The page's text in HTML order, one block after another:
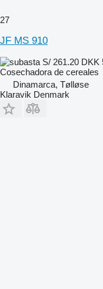
27
JF MS 910
S/ 261.20 DKK
Cosechadora de cereales
Dinamarca, Tølløse
Klaravik Denmark